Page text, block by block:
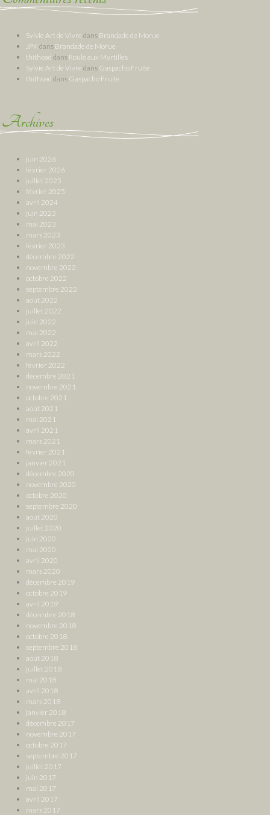
Sylvie Art de Vivre dans Brandade de Morue
JPK dans Brandade de Morue
thithoad dans Roulé aux Myrtilles
Sylvie Art de Vivre dans Gaspacho Fruité
thithoad dans Gaspacho Fruité
Archives
juin 2026
février 2026
juillet 2025
février 2025
avril 2024
juin 2023
mai 2023
mars 2023
février 2023
décembre 2022
novembre 2022
octobre 2022
septembre 2022
août 2022
juillet 2022
juin 2022
mai 2022
avril 2022
mars 2022
février 2022
décembre 2021
novembre 2021
octobre 2021
août 2021
mai 2021
avril 2021
mars 2021
février 2021
janvier 2021
décembre 2020
novembre 2020
octobre 2020
septembre 2020
août 2020
juillet 2020
juin 2020
mai 2020
avril 2020
mars 2020
décembre 2019
octobre 2019
avril 2019
décembre 2018
novembre 2018
octobre 2018
septembre 2018
août 2018
juillet 2018
mai 2018
avril 2018
mars 2018
janvier 2018
décembre 2017
novembre 2017
octobre 2017
septembre 2017
juillet 2017
juin 2017
mai 2017
avril 2017
mars 2017